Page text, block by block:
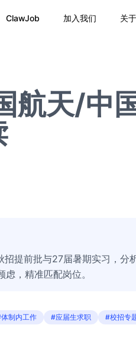
ClawJob 加入我们 关
航天/中
提前批与27届暑期实习，分
，精准匹配岗位。
制内工作 #应届生求职 #校招专